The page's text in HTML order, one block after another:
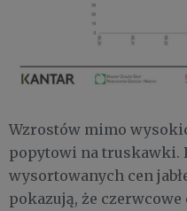
Wzrostów mimo
popytowi na truskawki.
wysortowanych cen
pokazują, że czerwcowe